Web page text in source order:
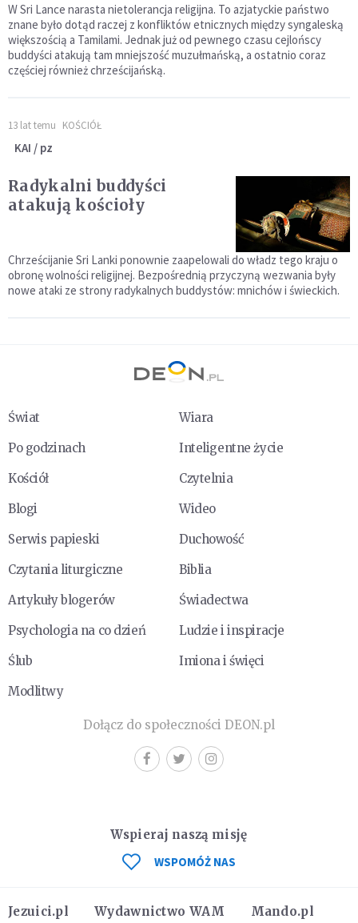
W Sri Lance narasta nietolerancja religijna. To azjatyckie państwo
znane było dotąd raczej z konfliktów etnicznych między syngaleską
większością a Tamilami. Jednak już od pewnego czasu cejlońscy
buddyści atakują tam mniejszość muzułmańską, a ostatnio coraz
częściej również chrześcijańską.
13 lat temu KOŚCIÓŁ
KAI / pz
Radykalni buddyści
atakują kościoły
Chrześcijanie Sri Lanki ponownie zaapelowali do władz tego kraju o
obronę wolności religijnej. Bezpośrednią przyczyną wezwania były
nowe ataki ze strony radykalnych buddystów: mnichów i świeckich.
Świat
Wiara
Po godzinach
Inteligentne życie
Kościół
Czytelnia
Blogi
Wideo
Serwis papieski
Duchowość
Czytania liturgiczne
Biblia
Artykuły blogerów
Świadectwa
Psychologia na co dzień
Ludzie i inspiracje
Ślub
Imiona i święci
Modlitwy
Dołącz do społeczności DEON.pl
Jezuici.pl Wydawnictwo WAM Mando.pl
Wspieraj naszą misję
WSPOMÓŻ NAS